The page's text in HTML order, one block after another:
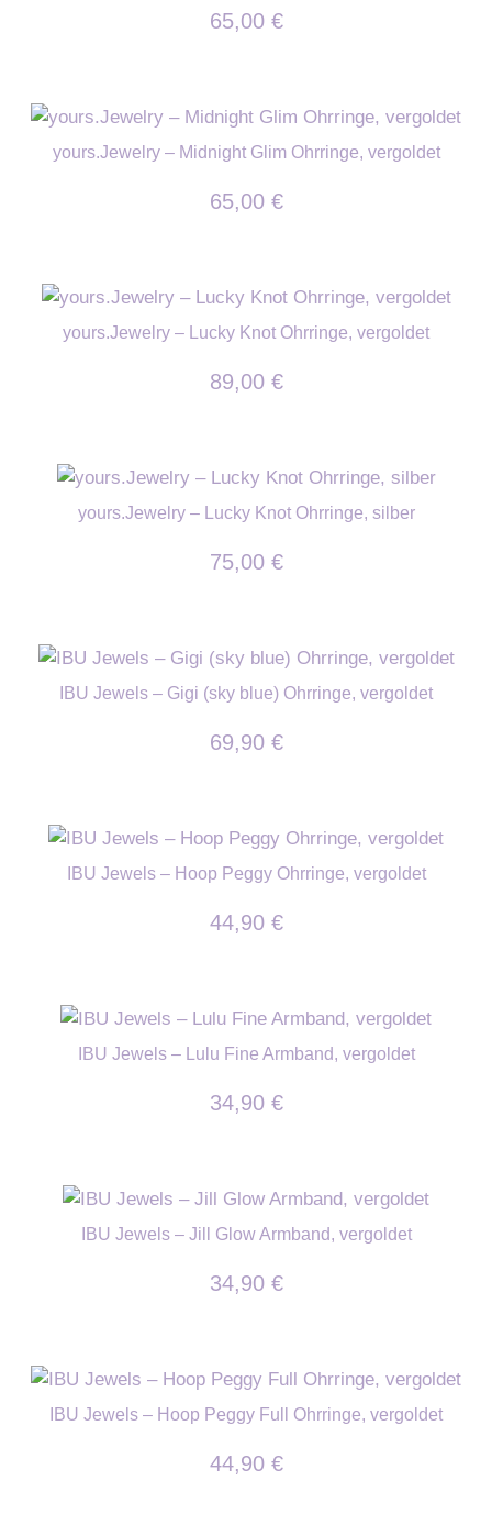
65,00 €
yours.Jewelry – Midnight Glim Ohrringe, vergoldet
65,00 €
yours.Jewelry – Lucky Knot Ohrringe, vergoldet
89,00 €
yours.Jewelry – Lucky Knot Ohrringe, silber
75,00 €
IBU Jewels – Gigi (sky blue) Ohrringe, vergoldet
69,90 €
IBU Jewels – Hoop Peggy Ohrringe, vergoldet
44,90 €
IBU Jewels – Lulu Fine Armband, vergoldet
34,90 €
IBU Jewels – Jill Glow Armband, vergoldet
34,90 €
IBU Jewels – Hoop Peggy Full Ohrringe, vergoldet
44,90 €